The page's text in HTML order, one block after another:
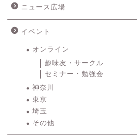
ニュース広場
イベント
オンライン
趣味友・サークル
セミナー・勉強会
神奈川
東京
埼玉
その他